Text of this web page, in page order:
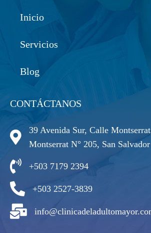
Inicio
Servicios
Blog
CONTÁCTANOS
39 Avenida Sur, Calle
Montserrat N° 205, San Salvador
+503 7179 2394
+503 2527-3839